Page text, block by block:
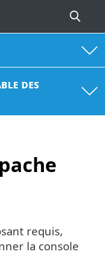
des
requis,
la console